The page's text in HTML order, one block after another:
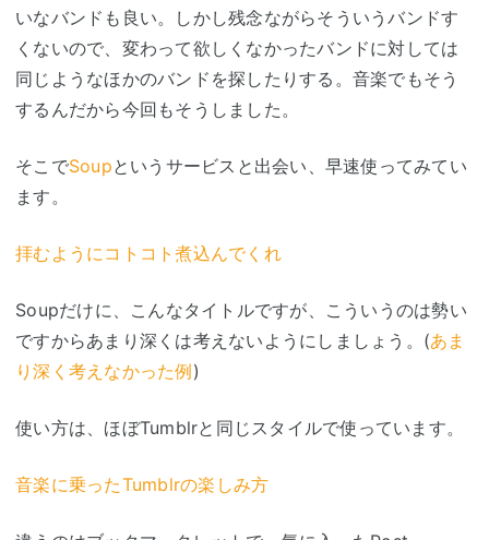
いなバンドも良い。しかし残念ながらそういうバンドす
くないので、変わって欲しくなかったバンドに対しては
同じようなほかのバンドを探したりする。音楽でもそう
するんだから今回もそうしました。
そこでSoupというサービスと出会い、早速使ってみてい
ます。
拝むようにコトコト煮込んでくれ
Soupだけに、こんなタイトルですが、こういうのは勢い
ですからあまり深くは考えないようにしましょう。(あま
り深く考えなかった例)
使い方は、ほぼTumblrと同じスタイルで使っています。
音楽に乗ったTumblrの楽しみ方